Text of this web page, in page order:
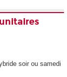
soir ou samedi